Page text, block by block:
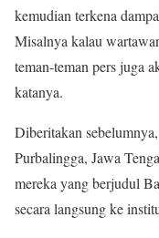
kemudian terkena
Misalnya kalau
teman-teman pers juga
katanya.
Diberitakan
Purbalingga, Jawa
mereka yang berjudul
secara langsung ke